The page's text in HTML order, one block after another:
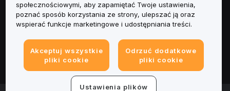
Obsługa Klienta
Informacje prawne
społecznościowymi, aby zapamiętać Twoje ustawienia,
poznać sposób korzystania ze strony, ulepszać ją oraz
wspierać funkcje marketingowe i udostępniania treści.
Akceptuj wszystkie
pliki cookie
Odrzuć dodatkowe
pliki cookie
Ustawienia plików